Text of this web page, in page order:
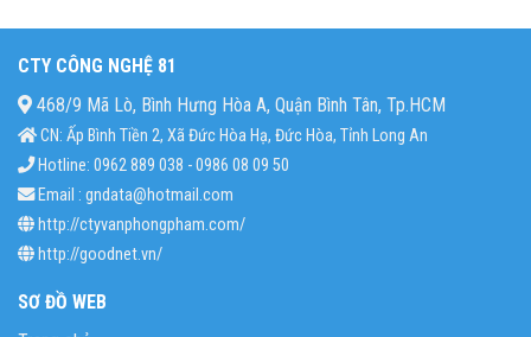
CTY CÔNG NGHỆ 81
468/9 Mã Lò, Bình Hưng Hòa A, Quận Bình Tân, Tp.HCM
CN: Ấp Bình Tiền 2, Xã Đức Hòa Hạ, Đức Hòa, Tỉnh Long An
Hotline: 0962 889 038 - 0986 08 09 50
Email : gndata@hotmail.com
http://ctyvanphongpham.com/
http://goodnet.vn/
SƠ ĐỒ WEB